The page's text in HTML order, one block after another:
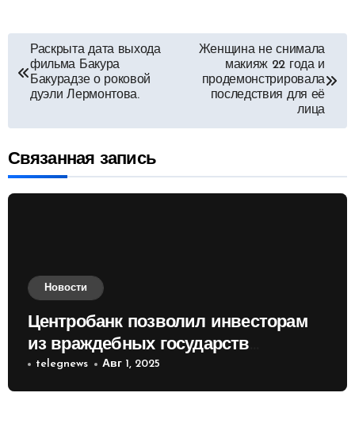
Навигация
по
Раскрыта дата выхода
фильма Бакура
Бакурадзе о роковой
дуэли Лермонтова.
Женщина не снимала
макияж 22 года и
продемонстрировала
последствия для её
лица
Связанная запись
Новости
Центробанк позволил инвесторам
из враждебных государств
приобретать валюту
telegnews Авг 1, 2025